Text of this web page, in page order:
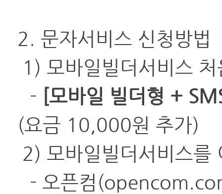
2. 문자서비스 신청방법
1) 모바일빌더서비스
- [모바일 빌더형 +
(요금 10,000원 추가)
2) 모바일빌더서비스를
- 오픈컴